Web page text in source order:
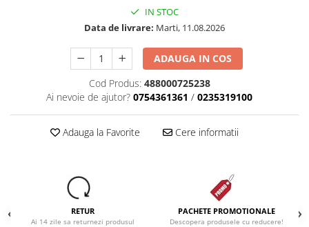
Accesorii Piese Masini Spalat Rufe
Accesorii Electrocasnice Mici
Filtre Purificatoare Aer
Accesorii Piese Aer Conditionat
Casa si gradina
Home & Deco
Accesorii Audio Hi-Fi
Electrice
IN STOC
Data de livrare: Marti, 11.08.2026
ADAUGA IN COS
Cod Produs: 488000725238
Ai nevoie de ajutor? 0754361361 / 0235319100
Adauga la Favorite Cere informatii
RETUR
Ai 14 zile sa returnezi produsul
PACHETE PROMOTIONALE
Descopera produsele cu reducere!